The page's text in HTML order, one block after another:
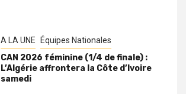
A LA UNE Équipes Nationales
CAN 2026 féminine (1/4 de finale) :
L’Algérie affrontera la Côte d’Ivoire
samedi